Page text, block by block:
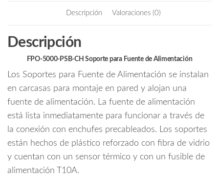
o
k
itt
ail
Descripción Valoraciones (0)
Descripción
FPO-5000-PSB-CH Soporte para Fuente de Alimentación
Los Soportes para Fuente de Alimentación se instalan
en carcasas para montaje en pared y alojan una
fuente de alimentación. La fuente de alimentación
está lista inmediatamente para funcionar a través de
la conexión con enchufes precableados. Los soportes
están hechos de plástico reforzado con fibra de vidrio
y cuentan con un sensor térmico y con un fusible de
alimentación T10A.